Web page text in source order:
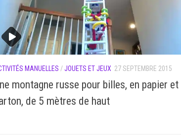
MANUELLES /JOUETS ET JEUX 27 SEPTEMBRE 2015
montagne russe pour billes, en papier et
de 5 mètres de haut